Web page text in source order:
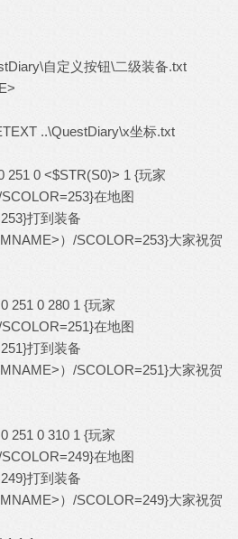
自定义按钮\二级装备.txt
..\QuestDiary\x坐标.txt
251 0 <$STR(S0)> 1 {玩家
在地图
打到装备
）/SCOLOR=253}大家祝贺
251 0 280 1 {玩家
在地图
打到装备
）/SCOLOR=251}大家祝贺
251 0 310 1 {玩家
在地图
打到装备
）/SCOLOR=249}大家祝贺